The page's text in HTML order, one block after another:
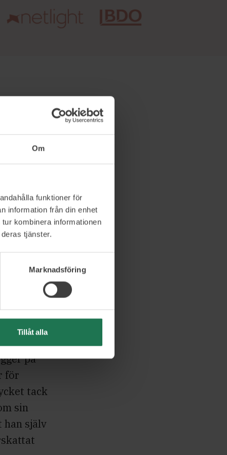
Om
funktioner för
information från din enhet
kombinera informationen
tjänster.
Marknadsföring
Tillåt alla
är
Arash
om
med
är
och
få andra
har en
Ett
på
för
tack
sin
han själv